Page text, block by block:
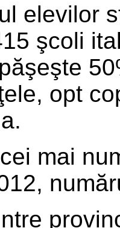
elevilor
şcoli
opt
mai